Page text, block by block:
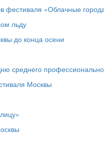
фестиваля «Облачные
льду
до конца осени
среднего
Москвы